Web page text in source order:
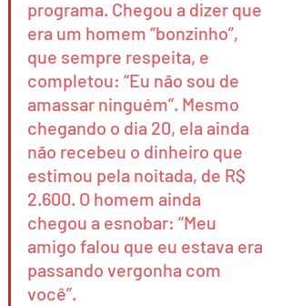
programa. Chegou a dizer que
era um homem “bonzinho”,
que sempre respeita, e
completou: “Eu não sou de
amassar ninguém”. Mesmo
chegando o dia 20, ela ainda
não recebeu o dinheiro que
estimou pela noitada, de R$
2.600. O homem ainda
chegou a esnobar: “Meu
amigo falou que eu estava era
passando vergonha com
você”.